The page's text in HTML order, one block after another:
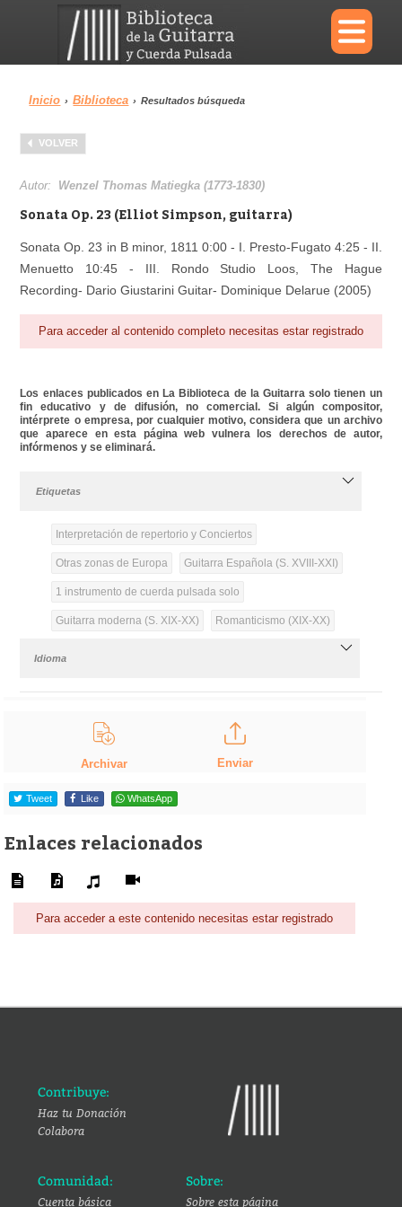
×
Menu
Biblioteca Diccionario
Área personal Reproductor
Inicio › Biblioteca › Resultados búsqueda
VOLVER
Autor: Wenzel Thomas Matiegka (1773-1830)
Sonata Op. 23 (Elliot Simpson, guitarra)
Sonata Op. 23 in B minor, 1811 0:00 - I. Presto-Fugato 4:25 - II.
Menuetto 10:45 - III. Rondo Studio Loos, The Hague
Recording- Dario Giustarini Guitar- Dominique Delarue (2005)
Para acceder al contenido completo necesitas estar registrado
Los enlaces publicados en La Biblioteca de la Guitarra solo tienen un
fin educativo y de difusión, no comercial. Si algún compositor,
intérprete o empresa, por cualquier motivo, considera que un archivo
que aparece en esta página web vulnera los derechos de autor,
infórmenos y se eliminará.
Etiquetas
Interpretación de repertorio y Conciertos
Otras zonas de Europa Guitarra Española (S. XVIII-XXI)
1 instrumento de cuerda pulsada solo
Guitarra moderna (S. XIX-XX) Romanticismo (XIX-XX)
Idioma
Archivar Enviar
Tweet Like WhatsApp
Enlaces relacionados
Para acceder a este contenido necesitas estar registrado
Contribuye:
Haz tu Donación
Colabora
Comunidad:
Cuenta básica
Sobre:
Sobre esta página